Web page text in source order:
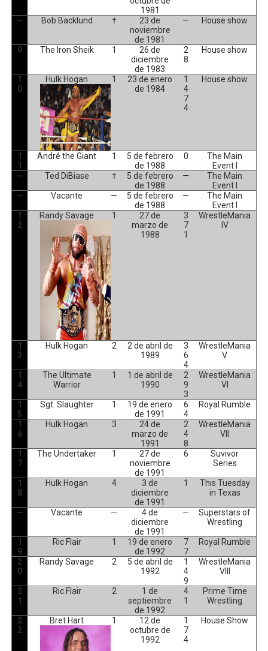
1981
—
Bob Backlund †
23 de
noviembre
de 1981
— House show
9 The Iron Sheik 1
26 de
diciembre
de 1983
2
8
House show
1
0
Hulk Hogan 1
23 de enero
de 1984
1
4
7
4
House show
1
1
André the Giant 1
5 de febrero
de 1988
0
The Main
Event I
—
Ted DiBiase †
5 de febrero
de 1988
—
The Main
Event I
—
Vacante —
5 de febrero
de 1988
—
The Main
Event I
1
2
Randy Savage 1
27 de
marzo de
1988
3
7
1
WrestleMania
IV
1
3
Hulk Hogan 2
2 de abril de
1989
3
6
4
WrestleMania
V
1
4
The Ultimate
Warrior
1
1 de abril de
1990
2
9
3
WrestleMania
VI
1
5
Sgt. Slaughter 1
19 de enero
de 1991
6
4
Royal Rumble
1
6
Hulk Hogan 3
24 de
marzo de
1991
2
4
8
WrestleMania
VII
1
7
The Undertaker 1
27 de
noviembre
de 1991
6
Suvivor
Series
1
8
Hulk Hogan 4
3 de
diciembre
de 1991
1
This Tuesday
in Texas
— Vacante —
4 de
diciembre
de 1991
—
Superstars of
Wrestling
1
9
Ric Flair 1
19 de enero
de 1992
7
7
Royal Rumble
2
0
Randy Savage 2
5 de abril de
1992
1
4
9
WrestleMania
VIII
2
1
Ric Flair 2
1 de
septiembre
de 1992
4
1
Prime Time
Wrestling
2
2
Bret Hart 1
12 de
octubre de
1992
1
7
4
House Show